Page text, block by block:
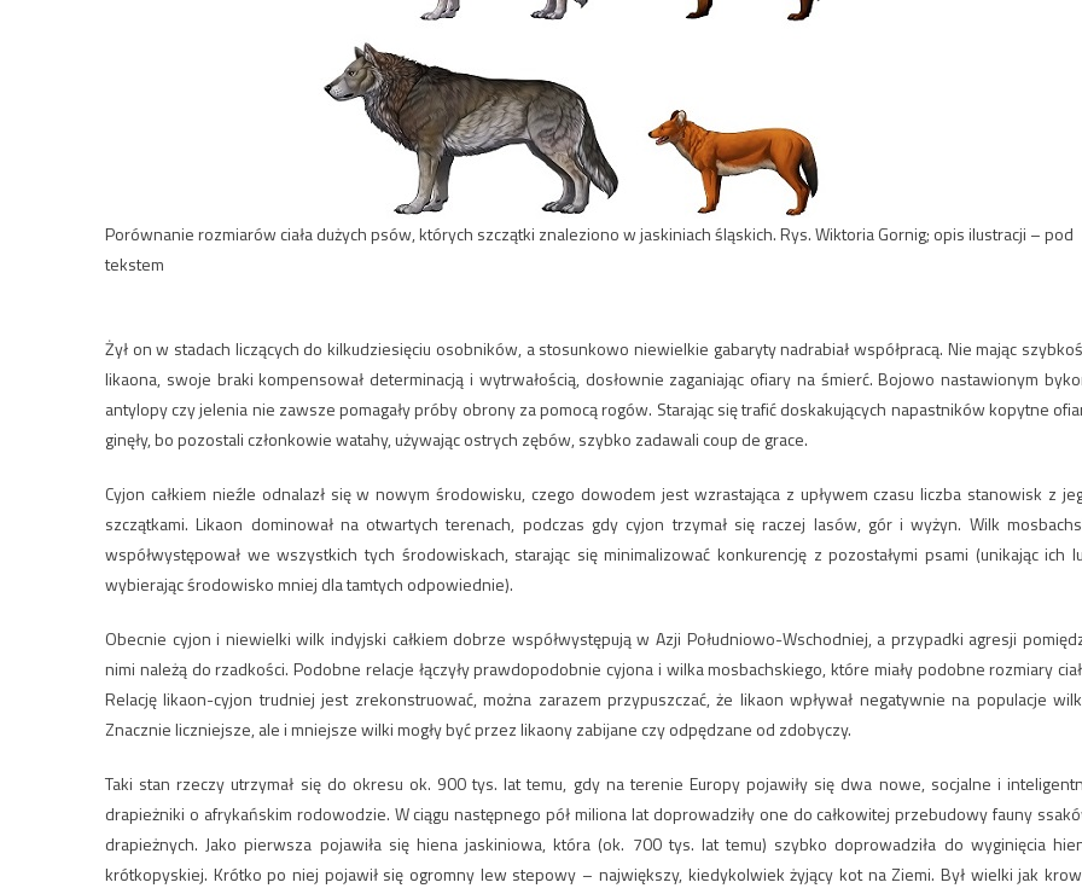
Porównanie rozmiarów ciała dużych psów, których szczątki znaleziono w jaskiniach śląskich. Rys. Wiktoria Gornig; opis ilustracji – pod
tekstem
Żył on w stadach liczących do kilkudziesięciu osobników, a stosunkowo niewielkie gabaryty nadrabiał współpracą. Nie mając
likaona, swoje braki kompensował determinacją i wytrwałością, dosłownie zaganiając ofiary na śmierć. Bojowo nastawionym
antylopy czy jelenia nie zawsze pomagały próby obrony za pomocą rogów. Starając się trafić doskakujących napastników kopytne
ginęły, bo pozostali członkowie watahy, używając ostrych zębów, szybko zadawali coup de grace.
Cyjon całkiem nieźle odnalazł się w nowym środowisku, czego dowodem jest wzrastająca z upływem czasu liczba stanowisk z
szczątkami. Likaon dominował na otwartych terenach, podczas gdy cyjon trzymał się raczej lasów, gór i wyżyn. Wilk
współwystępował we wszystkich tych środowiskach, starając się minimalizować konkurencję z pozostałymi psami (unikając ich
wybierając środowisko mniej dla tamtych odpowiednie).
Obecnie cyjon i niewielki wilk indyjski całkiem dobrze współwystępują w Azji Południowo-Wschodniej, a przypadki agresji
nimi należą do rzadkości. Podobne relacje łączyły prawdopodobnie cyjona i wilka mosbachskiego, które miały podobne rozmiary
Relację likaon-cyjon trudniej jest zrekonstruować, można zarazem przypuszczać, że likaon wpływał negatywnie na populacje
Znacznie liczniejsze, ale i mniejsze wilki mogły być przez likaony zabijane czy odpędzane od zdobyczy.
Taki stan rzeczy utrzymał się do okresu ok. 900 tys. lat temu, gdy na terenie Europy pojawiły się dwa nowe, socjalne i
drapieżniki o afrykańskim rodowodzie. W ciągu następnego pół miliona lat doprowadziły one do całkowitej przebudowy fauny
drapieżnych. Jako pierwsza pojawiła się hiena jaskiniowa, która (ok. 700 tys. lat temu) szybko doprowadziła do wyginięcia
krótkopyskiej. Krótko po niej pojawił się ogromny lew stepowy – największy, kiedykolwiek żyjący kot na Ziemi. Był wielki jak